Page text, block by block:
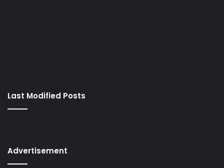
Last Modified Posts
Advertisement